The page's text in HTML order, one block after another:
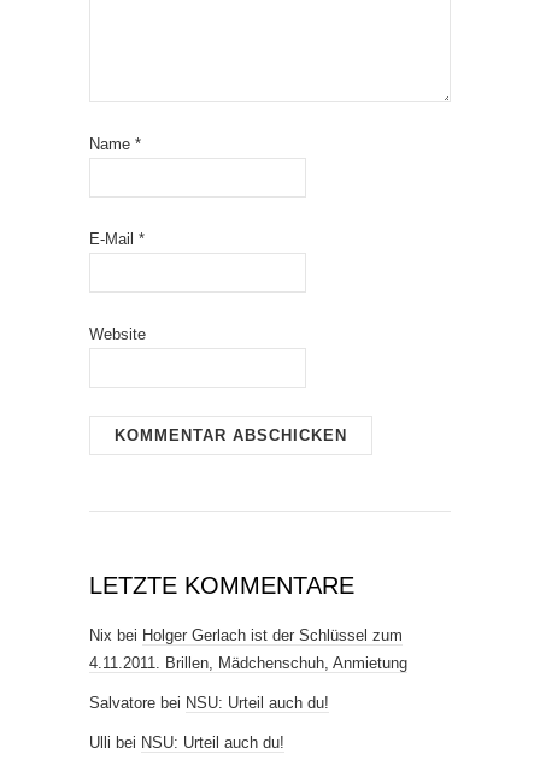
Name *
E-Mail *
Website
LETZTE KOMMENTARE
Nix bei Holger Gerlach ist der Schlüssel zum
4.11.2011. Brillen, Mädchenschuh, Anmietung
Salvatore bei NSU: Urteil auch du!
Ulli bei NSU: Urteil auch du!